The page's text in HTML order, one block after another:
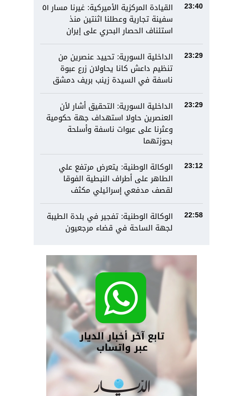
23:40
القيادة المركزية الأميركية: غيرنا مسار ٥١
سفينة تجارية وعطلنا اثنتين منذ
استئناف الحصار البحري على إيران
23:29
الداخلية السورية: تحييد عنصرين من
تنظيم داعش كانا يحاولان زرع عبوة
ناسفة في السيدة زينب بريف دمشق
23:29
الداخلية السورية: التحقيق أشار لأن
العنصرين حاولا استهداف جهة حكومية
وعثرنا على عبوات ناسفة وأسلحة
بحوزتهما
23:12
الوكالة الوطنية: يتعرض مرتفع علي
الطاهر على أطراف النبطية الفوقا
لقصف مدفعي إسرائيلي مكثف
22:58
الوكالة الوطنية: تفجير في بلدة الطيبة
لجهة الساحة في قضاء مرجعيون